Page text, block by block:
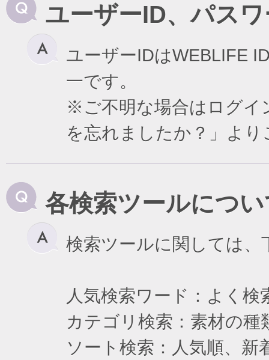
ユーザーID、パス
ユーザーIDはWEBLIFE
一です。
※ご不明な場合はログイ
を忘れましたか？」よ
各検索ツールにつ
検索ツールに関しては
人気検索ワード：よく
カテゴリ検索：素材の
ソート検索：人気順、